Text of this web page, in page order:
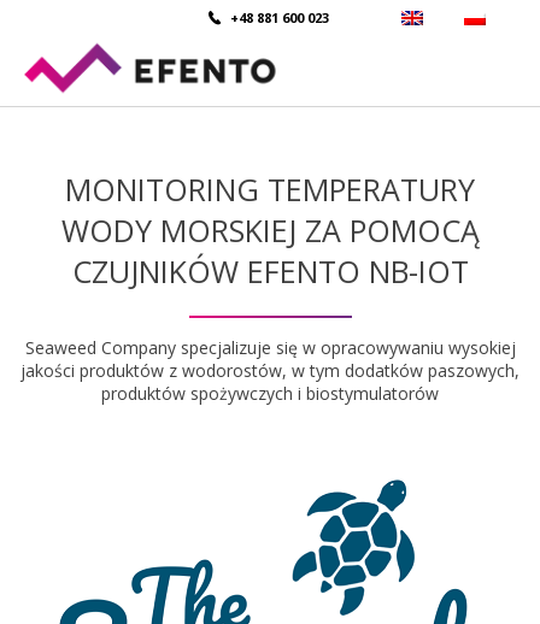
+48 881 600 023
MONITORING TEMPERATURY
WODY MORSKIEJ ZA POMOCĄ
CZUJNIKÓW EFENTO NB-IOT
Seaweed Company specjalizuje się w opracowywaniu wysokiej
jakości produktów z wodorostów, w tym dodatków paszowych,
produktów spożywczych i biostymulatorów